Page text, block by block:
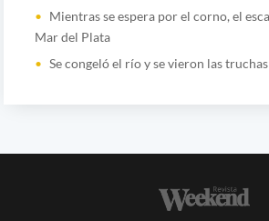
Mientras se espera por el corno, el
Mar del Plata
Se congeló el río y se vieron las